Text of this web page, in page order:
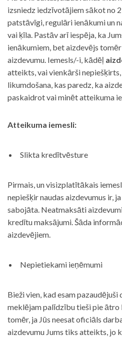
izsniedz iedzīvotājiem sākot no
patstāvīgi, regulāri ienākumi un
vai ķīla. Pastāv arī iespēja, ka
ienākumiem, bet aizdevējs
aizdevumu. Iemesls/-i, kādēļ
atteikts, vai vienkārši
likumdošana, kas paredz, ka
paskaidrot vai minēt atteikuma
Atteikuma iemesli:
Slikta kredītvēsture
Pirmais, un visizplatītākais
nepiešķir naudas aizdevumus ir,
sabojāta. Neatmaksāti
kredītu maksājumi. Šāda
aizdevējiem.
Nepietiekami ieņēmumi
Bieži vien, kad esam
meklējam palīdzību tieši pie
tomēr, ja Jūs neesat oficiāls
aizdevumu Jums tiks atteikts,